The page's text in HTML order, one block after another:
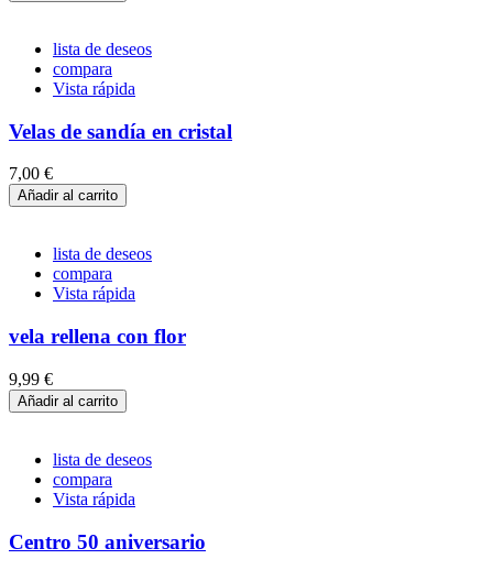
lista de deseos
compara
Vista rápida
Velas de sandía en cristal
7,00 €
Añadir al carrito
lista de deseos
compara
Vista rápida
vela rellena con flor
9,99 €
Añadir al carrito
lista de deseos
compara
Vista rápida
Centro 50 aniversario